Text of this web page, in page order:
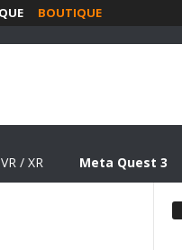
BOUTIQUE
/ XR Meta Quest 3